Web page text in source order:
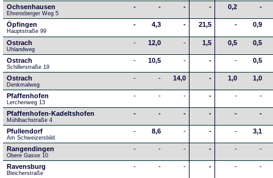
Ochsenhausen
Ehrensberger Weg 5
- - - - 0,2 -
Öpfingen
Hauptstraße 99
- 4,3 - 21,5 - 0,9
Ostrach
Uhlandweg
- 12,0 - 1,5 0,5 0,5
Ostrach
Schillerstraße 19
- 10,5 - - - 0,5
Ostrach
Denkmalweg
- - 14,0 - 1,0 1,0
Pfaffenhofen
Lerchenweg 13
- - - - - -
Pfaffenhofen-Kadeltshofen
Mühlbachstraße 4
- - - - - -
Pfullendorf
Am Schweizersbild
- 8,6 - - - 3,1
Rangendingen
Obere Gasse 10
- - - - - -
Ravensburg
Bleicherstraße
- - - - - -